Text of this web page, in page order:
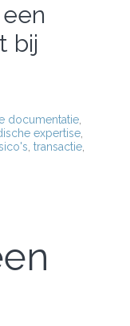
bij
documentatie
expertise
transactie